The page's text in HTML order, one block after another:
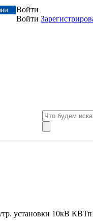
Войти
Войти
установки 10кВ